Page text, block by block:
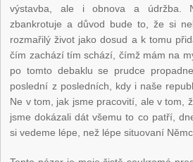
výstavba, ale i obnova a údržba.
zbankrotuje a důvod bude to, že si
rozmařilý život jako dosud a k tomu
čím zachází tím schází, čímž mám na
po tomto debaklu se prudce
poslední z posledních, kdy i naše
Ne v tom, jak jsme pracovití, ale v tom,
jsme dokázali dát všemu to co patří,
si vedeme lépe, než lépe situovaní